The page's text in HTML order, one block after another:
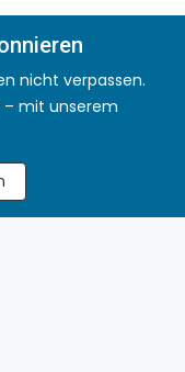
nicht verpassen.
– mit unserem